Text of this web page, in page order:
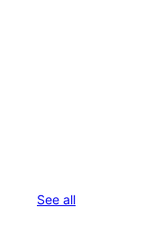
See allreviews